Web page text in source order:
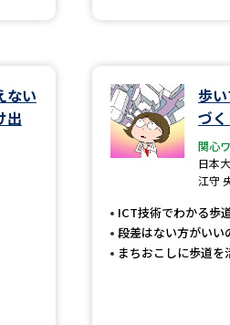
大学で学べる内容や特
新増設大学・学部・学科特集
奨学
新学年スタート号特集ページ（高
SELFBRAND特集ページ
ない
出
歩
づく
関心
日本
江守
ICT技術でわかる歩
段差はない方がいい
まちおこしに歩道を